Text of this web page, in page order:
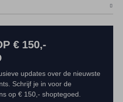
€ 150,-
updates over de nieuwste
Schrijf je in voor de
op € 150,- shoptegoed.